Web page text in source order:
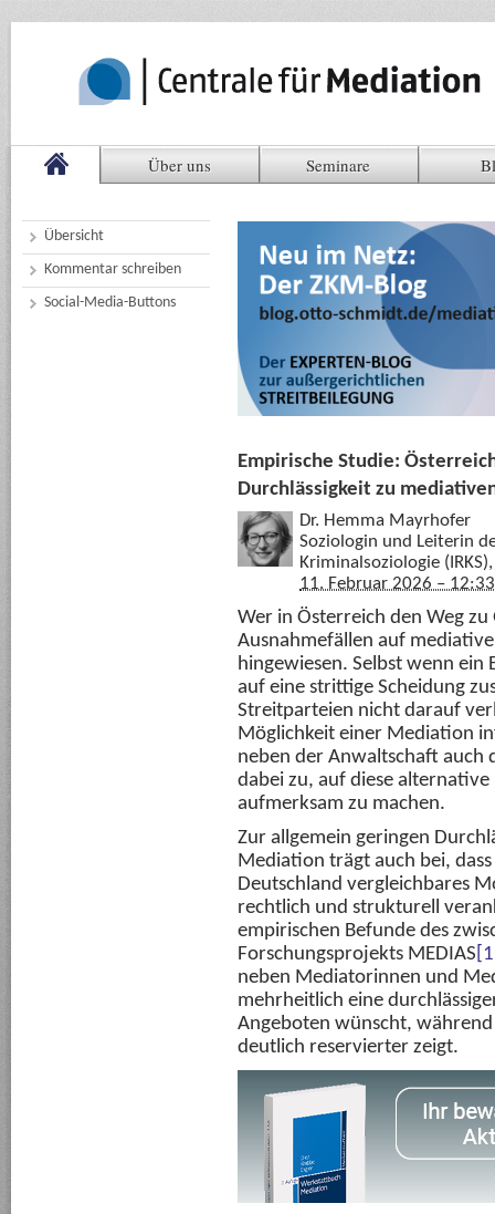
Über uns Seminare
Übersicht
Kommentar schreiben
Social-Media-Buttons
Empirische Studie:
Durchlässigkeit zu
Dr. Hemma Mayrhofer
Soziologin und Leiterin
Kriminalsoziologie
11. Februar 2026 – 12:33
Wer in Österreich den Weg
Ausnahmefällen auf
hingewiesen. Selbst wenn ein
auf eine strittige Scheidung
Streitparteien nicht darauf
Möglichkeit einer Mediation
neben der Anwaltschaft auch
dabei zu, auf diese
aufmerksam zu machen.
Zur allgemein geringen
Mediation trägt auch bei,
Deutschland vergleichbares
rechtlich und strukturell
empirischen Befunde des
Forschungsprojekts MEDIAS
neben Mediatorinnen und
mehrheitlich eine
Angeboten wünscht,
deutlich reservierter zeigt.